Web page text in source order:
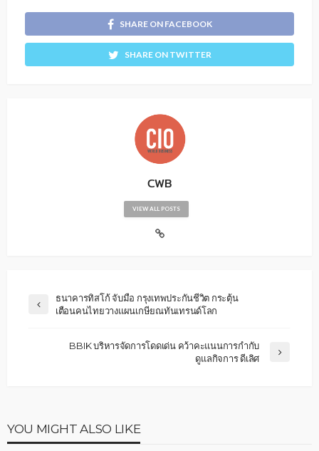
SHARE ON FACEBOOK
SHARE ON TWITTER
CWB
VIEW ALL POSTS
ธนาคารทิสโก้ จับมือ กรุงเทพประกันชีวิต กระตุ้น
เตือนคนไทยวางแผนเกษียณทันเทรนด์โลก
BBIK บริหารจัดการโดดเด่น คว้าคะแนนการกำกับ
ดูแลกิจการ ดีเลิศ
YOU MIGHT ALSO LIKE